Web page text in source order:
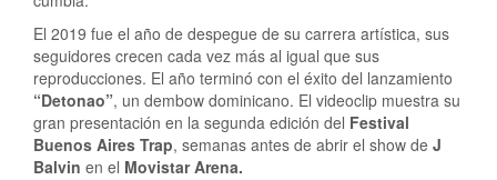
El 2019 fue el año de despegue de su carrera artística, sus
seguidores crecen cada vez más al igual que sus
reproducciones. El año terminó con el éxito del lanzamiento
“Detonao”, un dembow dominicano. El videoclip muestra su
gran presentación en la segunda edición del Festival
Buenos Aires Trap, semanas antes de abrir el show de J
Balvin en el Movistar Arena.